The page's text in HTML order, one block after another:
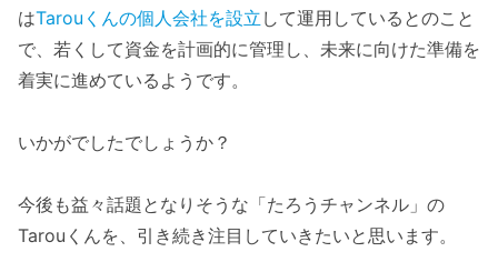
はTarouくんの個人会社を設立 して運用しているとのこと
で、若くして資金を計画的に管理し、未来に向けた準備を
着実に進めているようです。
いかがでしたでしょうか？
今後も益々話題となりそうな「たろうチャンネル」の
Tarouくんを、引き続き注目していきたいと思います。